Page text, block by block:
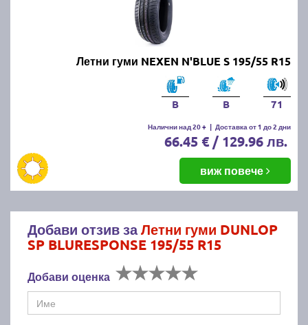
Летни гуми NEXEN N'BLUE S 195/55 R15
B B 71
Налични над 20 + | Доставка от 1 до 2 дни
66.45 € / 129.96 лв.
виж повече
Добави отзив заЛетни гуми DUNLOP
SP BLURESPONSE 195/55 R15
Добави оценка